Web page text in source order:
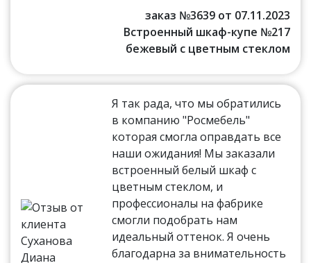
заказ №3639 от 07.11.2023
Встроенный шкаф-купе №217
бежевый с цветным стеклом
Я так рада, что мы обратились
в компанию "Росмебель"
которая смогла оправдать все
наши ожидания! Мы заказали
встроенный белый шкаф с
цветным стеклом, и
профессионалы на фабрике
смогли подобрать нам
идеальный оттенок. Я очень
благодарна за внимательность